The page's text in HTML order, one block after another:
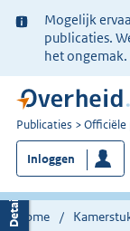
Ter
informatie:
Mogelijk
publicaties.
het ongemak.
U
bent
nu
hier:
Publicaties Officiële
Inloggen
Home